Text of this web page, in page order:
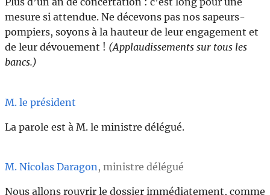
mesure si attendue. Ne décevons pas nos sapeurs-
pompiers, soyons à la hauteur de leur engagement et
de leur dévouement ! (Applaudissements sur tous les
bancs.)
M. le président
La parole est à M. le ministre délégué.
M. Nicolas Daragon, ministre délégué
Nous allons rouvrir le dossier immédiatement, comme